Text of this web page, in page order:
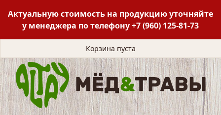
Актуальную стоимость на продукцию уточняйте
у менеджера по телефону+7 (960) 125-81-73
Корзина пуста